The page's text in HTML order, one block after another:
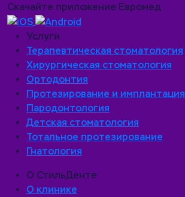
Скачайте приложение Евромед
Услуги
Терапевтическая стоматология
Хирургическая стоматология
Ортодонтия
Протезирование и имплантация
Пародонтология
Детская стоматология
Тотальное протезирование
Гнатология
О СтильДенте
О клинике